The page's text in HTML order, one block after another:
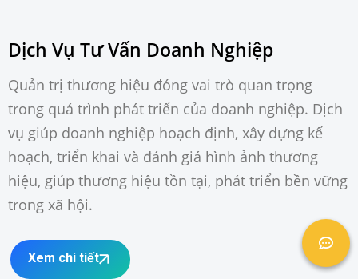
Dịch Vụ Tư Vấn Doanh Nghiệp
Quản trị thương hiệu đóng vai trò quan trọng
trong quá trình phát triển của doanh nghiệp. Dịch
vụ giúp doanh nghiệp hoạch định, xây dựng kế
hoạch, triển khai và đánh giá hình ảnh thương
hiệu, giúp thương hiệu tồn tại, phát triển bền vững
trong xã hội.
Xem chi tiết